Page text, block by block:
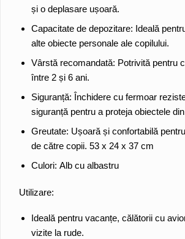
și o deplasare ușoară.
Capacitate de depozitare: Ideală
alte obiecte personale ale copilului.
Vârstă recomandată: Potrivită pentru
între 2 și 6 ani.
Siguranță: Închidere cu fermoar
siguranță pentru a proteja obiectele
Greutate: Ușoară și confortabilă
de către copii. 53 x 24 x 37 cm
Culori: Alb cu albastru
Utilizare:
Ideală pentru vacanțe, călătorii cu
vizite la rude.